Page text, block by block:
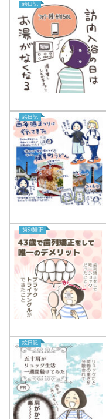
絵日記
絵日記
歯列矯正
絵日記